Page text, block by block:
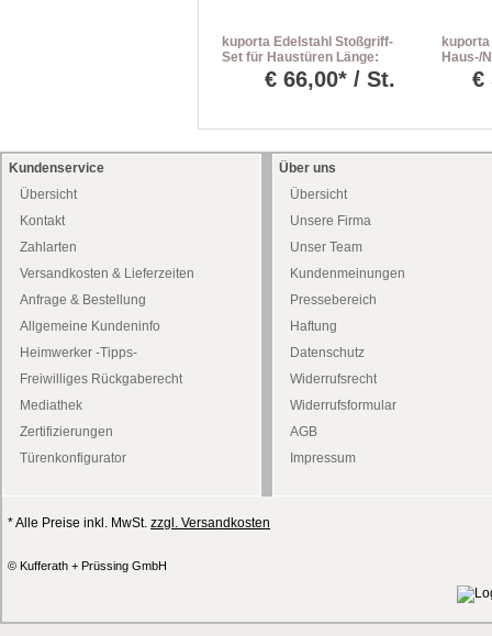
kuporta Edelstahl Stoßgriff-
Set für Haustüren Länge:
350 mm€ 66,00* / St.
Haus-/
€
Kundenservice
Übersicht
Kontakt
Zahlarten
Versandkosten & Lieferzeiten
Anfrage & Bestellung
Allgemeine Kundeninfo
Heimwerker -Tipps-
Freiwilliges Rückgaberecht
Mediathek
Zertifizierungen
Türenkonfigurator
Über uns
Übersicht
Unsere Firma
Unser Team
Kundenmeinungen
Pressebereich
Haftung
Datenschutz
Widerrufsrecht
Widerrufsformular
AGB
Impressum
* Alle Preise inkl. MwSt. zzgl. Versandkosten
© Kufferath + Prüssing GmbH